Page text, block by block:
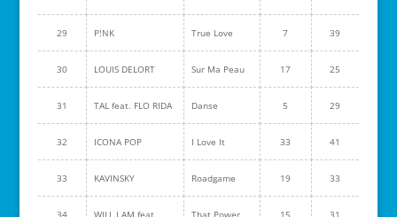
29 P!NK True Love 7 39
30 LOUIS DELORT Sur Ma Peau 17 25
31 TAL feat. FLO RIDA Danse 5 29
32 ICONA POP I Love It 33 41
33 KAVINSKY Roadgame 19 33
34 WILL.I.AM feat. That Power 15 31